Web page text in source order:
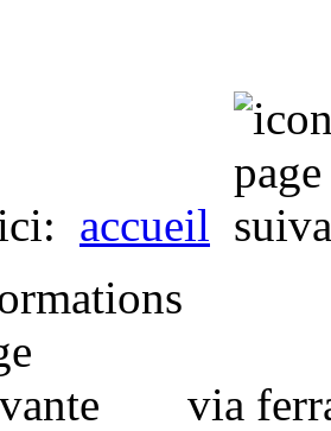
accueil
via